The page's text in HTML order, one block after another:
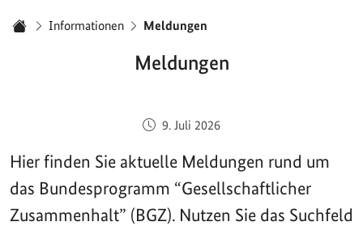
Informationen Meldungen
Meldungen
Veröffentlicht am:
9. Juli 2026
Hier finden Sie aktuelle Meldungen rund um
das Bundesprogramm “Gesellschaftlicher
Zusammenhalt” (BGZ). Nutzen Sie das Suchfeld